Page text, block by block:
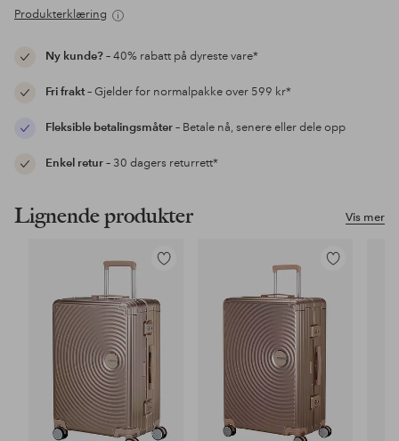
Produkterklæring
Ny kunde?– 40% rabatt på dyreste vare*
Fri frakt– Gjelder for normalpakke over 599 kr*
Fleksible betalingsmåter– Betale nå, senere eller dele opp
Enkel retur– 30 dagers returrett*
Vis mer
Lignende produkter
Legg
favoritter
Legg
favoritter